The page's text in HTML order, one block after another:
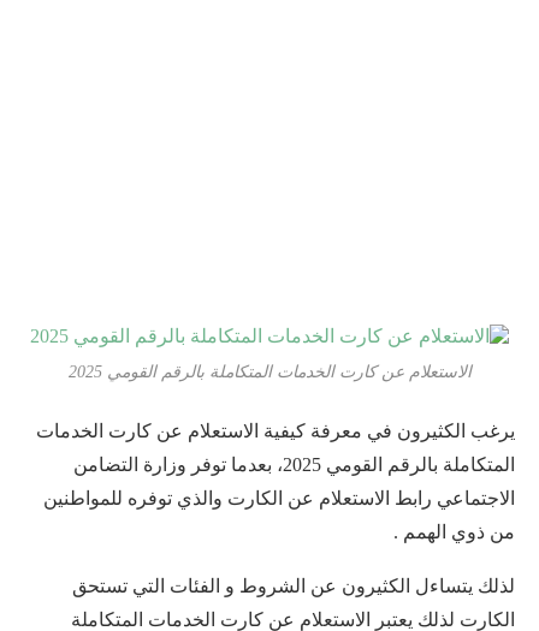
الاستعلام عن كارت الخدمات المتكاملة بالرقم القومي 2025
يرغب الكثيرون في معرفة كيفية الاستعلام عن كارت الخدمات
المتكاملة بالرقم القومي 2025، بعدما توفر وزارة التضامن
الاجتماعي رابط الاستعلام عن الكارت والذي توفره للمواطنين
من ذوي الهمم .
لذلك يتساءل الكثيرون عن الشروط و الفئات التي تستحق
الكارت لذلك يعتبر الاستعلام عن كارت الخدمات المتكاملة